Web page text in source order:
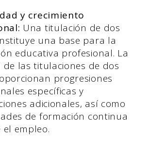
y crecimiento
Una titulación de dos
una base para la
educativa profesional. La
de las titulaciones de dos
progresiones
específicas y
adicionales, así como
de formación continua
empleo.